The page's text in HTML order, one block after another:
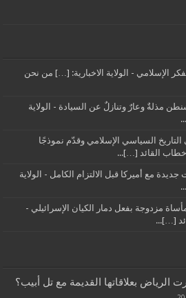
الإسلامي - الولاية الاخبارية: […] من نحن
مذلةٌ وعارٌ وتنازلٌ عن السيادة - الولاية
السياسي الإسلامي وقدّم نموذجًا
*خطاب القائد […]...
جديدة مع أميركا قبل الالتزام الكامل - الولاية
مزدوجة بفعل دمار الكيان الإسرائيلي -
[…]...
الرياض بعلاقاتها القديمة مع تل أبيب؟